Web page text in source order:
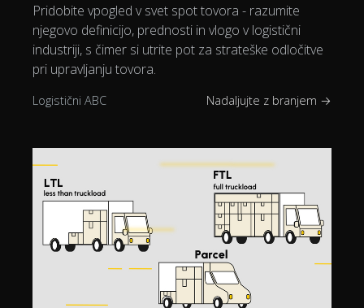
Pridobite vpogled v svet spot tovora - razumite
njegovo definicijo, prednosti in vlogo v logistični
industriji, s čimer si utrite pot za strateške odločitve
pri upravljanju tovora.
Logistični ABC Nadaljujte z branjem →